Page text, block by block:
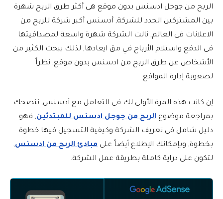
الربح من جوجل ادسنس بدون موقع هى أكثر طرق الربح شهرة
بين المشتركين الجدد للشركة, أدسنس أكبر شركة للربح من
الاعلانات فى العالم, نالت الشركة شهرة واسعة لمصداقيتها
فى الدفع واستلام الأرباح في مق ايعادها, لذلك يبحث الكثير من
الأشخاص عن طرق الربح من ادسنس بدون موقع, نظراً
لصعوبة إدارة المواقع.
إن كانت هذه المرة الأولى لك فى التعامل مع أدسنس, ننصحك
بمراجعة موضوع الربح من جوجل ادسنس للمبتدئين, فهو
دليل شامل فى تعريف الشركة وكيفية التسجيل فيها خطوة
بخطوة, وبإمكانك الإطلاع أيضاً على مبادئ الربح من ادسنس,
لتكون على دراية كاملة بطريقة عمل الشركة.